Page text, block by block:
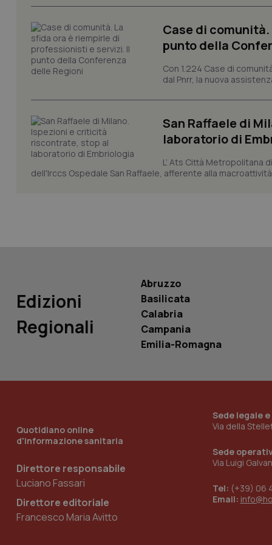
Case di
punto della
Con 1.224 Case di
dal Pnrr, la nuova
San Raffaele di
laboratorio di
L’ Ats Città Metropolitana
dell'Irccs Ospedale San Raffaele, afferente alla
Edizioni
Regionali
Abruzzo
Basilicata
Calabria
Campania
Emilia-Romagna
Quotidiano online
d'informazione sanitaria
Direttore responsabile
Luciano Fassari
Direttore editoriale
Francesco Maria Avitto
Sede legale
Via della
Sede
Via Luigi
Tel: (+39) 06
Email:
tracking-sites-
tracking-sites-
session-id
_ga
_ga_0VMQEQKQ1N
__Secure-YNID